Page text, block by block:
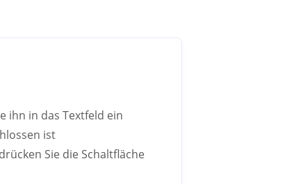
ihn in das Textfeld ein
ist
Sie die Schaltfläche